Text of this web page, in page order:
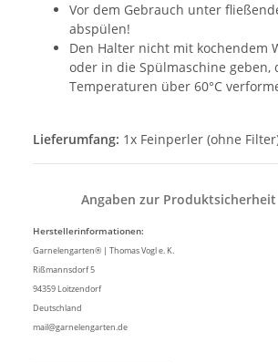
Vor dem Gebrauch unter
abspülen!
Den Halter nicht mit kochendem
oder in die Spülmaschine geben,
Temperaturen über 60°C
Lieferumfang: 1x Feinperler (ohne
Angaben zur Produktsicherheit
Herstellerinformationen:
Garnelengarten® | Thomas Vogl e. K.
Rißmannsdorf 5
94359 Loitzendorf
Deutschland
mail@garnelengarten.de